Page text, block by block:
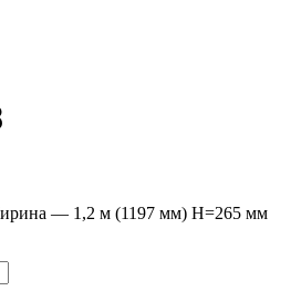
— 1,2 м (1197 мм) H=265 мм